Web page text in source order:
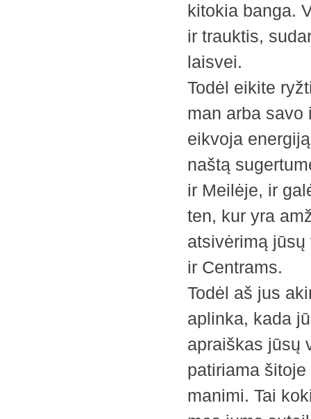
kitokia banga.
ir trauktis,
laisvei.
Todėl eikite
man arba savo
eikvoja
naštą
ir Meilėje, ir
ten, kur yra
atsivėrimą
ir Centrams.
Todėl aš jus
aplinka, kada
apraiškas jūsų
patiriama
manimi. Tai